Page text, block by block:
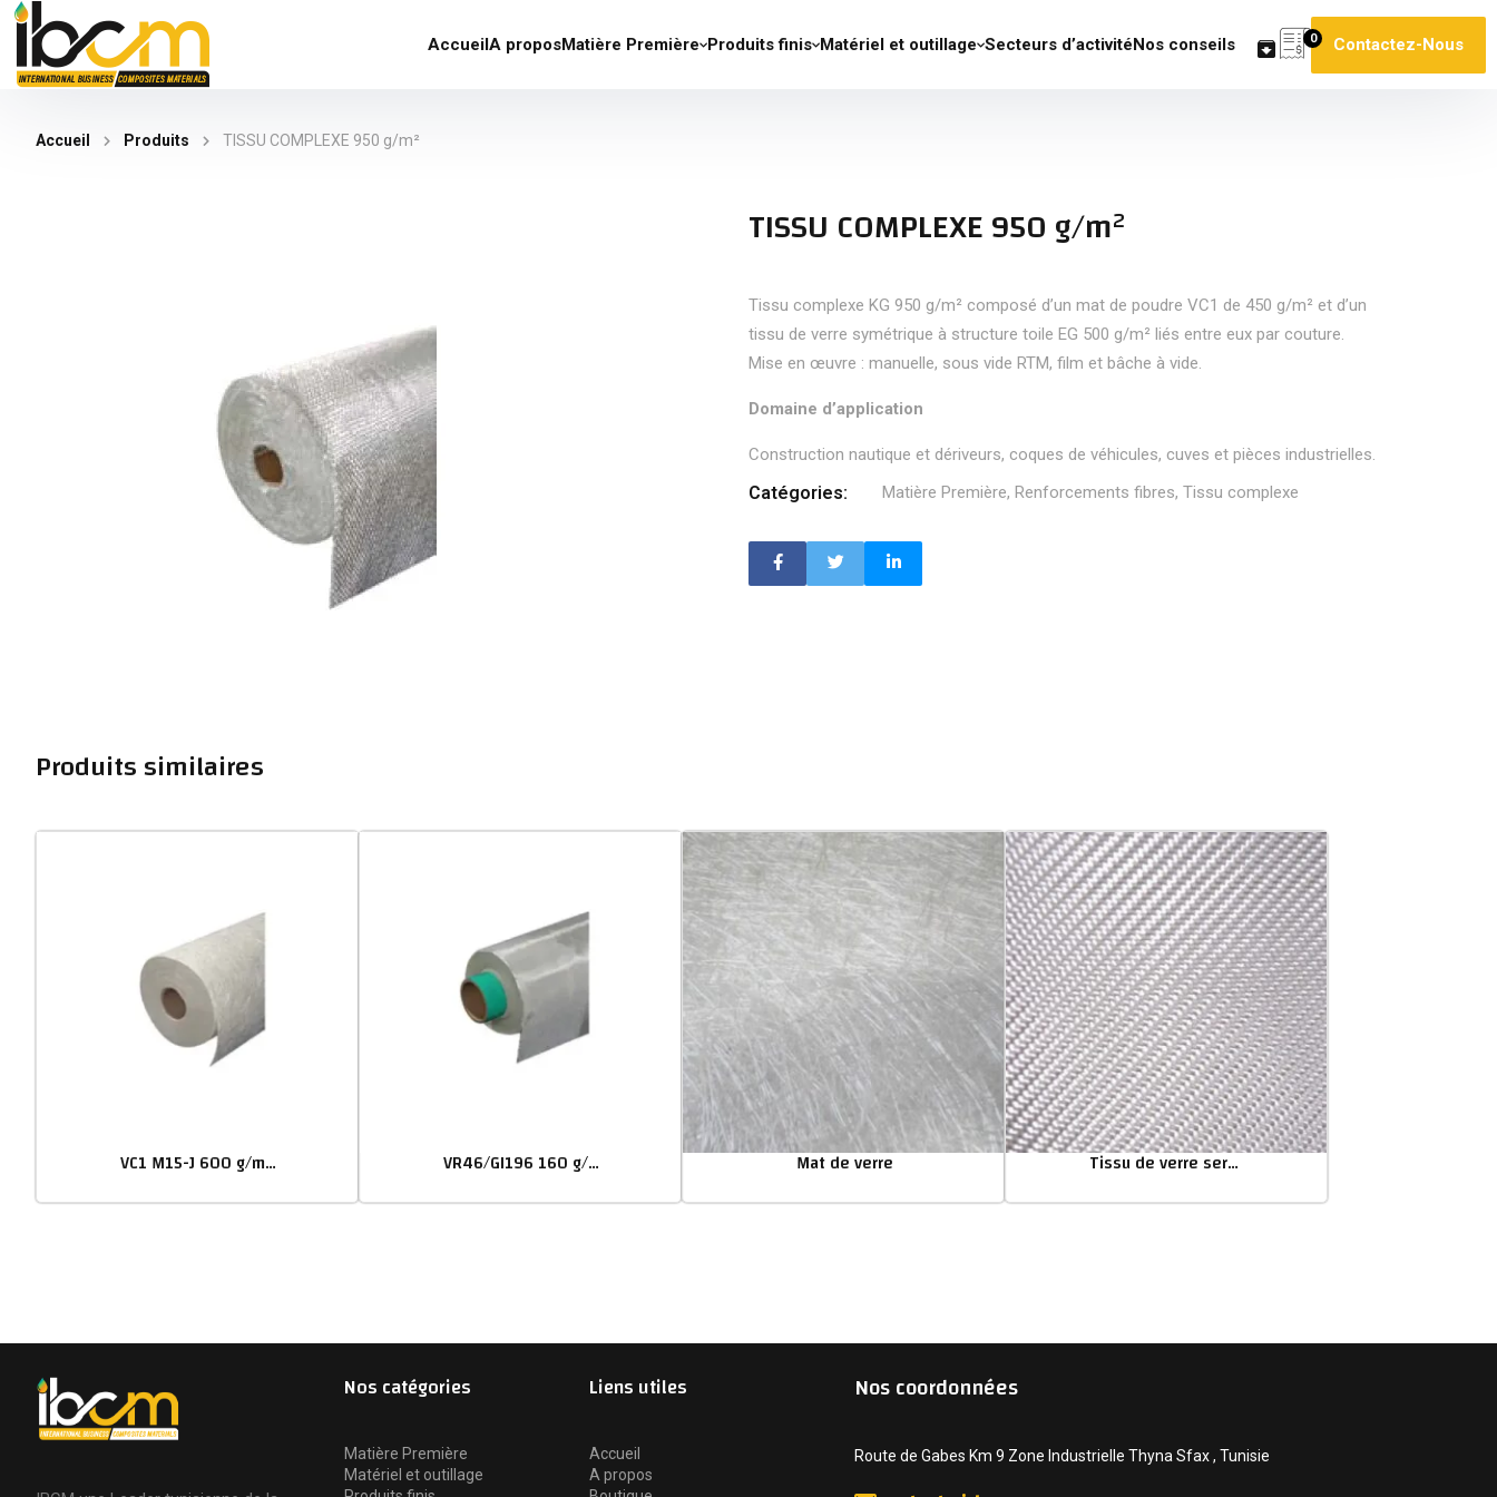
AccueilA proposMatière Première Produits finis Matériel et outillage Secteurs d’activitéNos conseils 0 Contactez-Nous
Accueil Produits TISSU COMPLEXE 950 g/m²
TISSU COMPLEXE 950 g/m²
Tissu complexe KG 950 g/m² composé d’un mat de poudre VC1 de 450 g/m² et d’un
tissu de verre symétrique à structure toile EG 500 g/m² liés entre eux par couture.
Mise en œuvre : manuelle, sous vide RTM, film et bâche à vide.
Domaine d’application
Construction nautique et dériveurs, coques de véhicules, cuves et pièces industrielles.
Catégories: Matière Première, Renforcements fibres, Tissu complexe
Produits similaires
VC1 M15-J 600 g/m² Mat de verre émulsion VR46/GI196 160 g/m² Tissu de verre Mat de verre Tissu de verre serge
Nos catégories
Matière Première
Matériel et outillage
Liens utiles
Accueil
A propos
Nos coordonnées
Route de Gabes Km 9 Zone Industrielle Thyna Sfax , Tunisie